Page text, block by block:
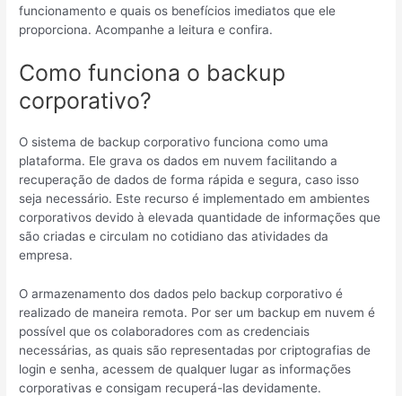
funcionamento e quais os benefícios imediatos que ele
proporciona. Acompanhe a leitura e confira.
Como funciona o backup
corporativo?
O sistema de backup corporativo funciona como uma
plataforma. Ele grava os dados em nuvem facilitando a
recuperação de dados de forma rápida e segura, caso isso
seja necessário. Este recurso é implementado em ambientes
corporativos devido à elevada quantidade de informações que
são criadas e circulam no cotidiano das atividades da
empresa.
O armazenamento dos dados pelo backup corporativo é
realizado de maneira remota. Por ser um backup em nuvem é
possível que os colaboradores com as credenciais
necessárias, as quais são representadas por criptografias de
login e senha, acessem de qualquer lugar as informações
corporativas e consigam recuperá-las devidamente.